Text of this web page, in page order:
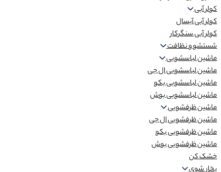
کولر آبی
کولر آبی آبسال
کولر آبی سنگرکار
شستشو و نظافت
ماشین لباسشویی
ماشین لباسشویی ال جی
ماشین لباسشویی بکو
ماشین لباسشویی بوش
ماشین ظرفشویی
ماشین ظرفشویی ال جی
ماشین ظرفشویی بکو
ماشین ظرفشویی بوش
خشک کن
بخار شوی